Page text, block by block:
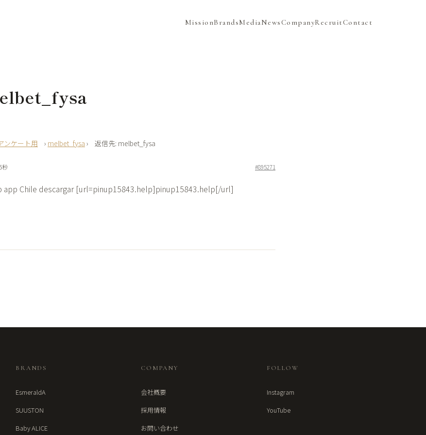
MissionBrandsMediaNewsCompanyRecruitContact
ンケート用 › melbet_fysa › 返信先: melbet_fysa
秒
#895271
app Chile descargar [url=pinup15843.help]pinup15843.help[/url]
BRANDS
EsmeraldA
SUUSTON
Baby ALICE
COMPANY
会社概要
採用情報
お問い合わせ
FOLLOW
Instagram
YouTube